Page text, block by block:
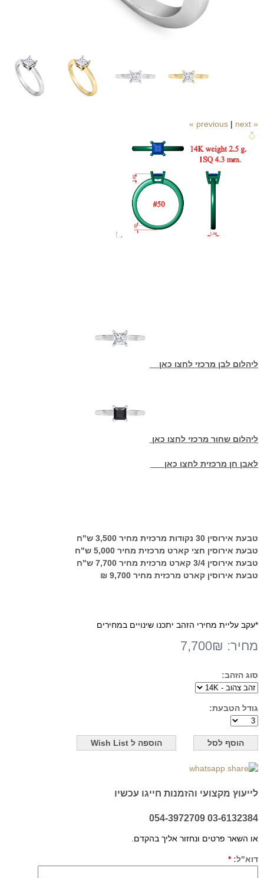
« previous
| next »
ליהלום לבן מרכזי לחצו כאן
ליהלום שחור מרכזי לחצו כאן
לאבן חן מרכזית לחצו כאן
טבעת אירוסין 30 נקודות מרכזית מחיר 3,500 ש"ח
טבעת אירוסין חצי קארט מרכזית מחיר 5,000 ש"ח
טבעת אירוסין 3/4 קארט מרכזית מחיר 7,700 ש"ח
טבעת אירוסין קארט מרכזית מחיר 9,700 ₪
*עקב עליית מחירי הזהב יתכנו שינויים במחירים
מחיר: 7,700₪
סוג הזהב:
גודל הטבעת:
לייעוץ מקצועי והזמנות חייגו עכשיו
03-6132384 054-3972709
או השאר פרטים ונחזור אליך בהקדם.
דוא"ל:*